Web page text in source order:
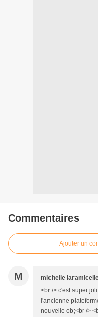
Commentaires
Ajouter un
M michelle
<br /> c'est super
l'ancienne
nouvelle ob;<br />